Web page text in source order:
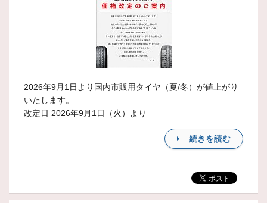
2026年9月1日より国内市販用タイヤ（夏/冬）が値上がり
いたします。
改定日 2026年9月1日（火）より
続きを読む